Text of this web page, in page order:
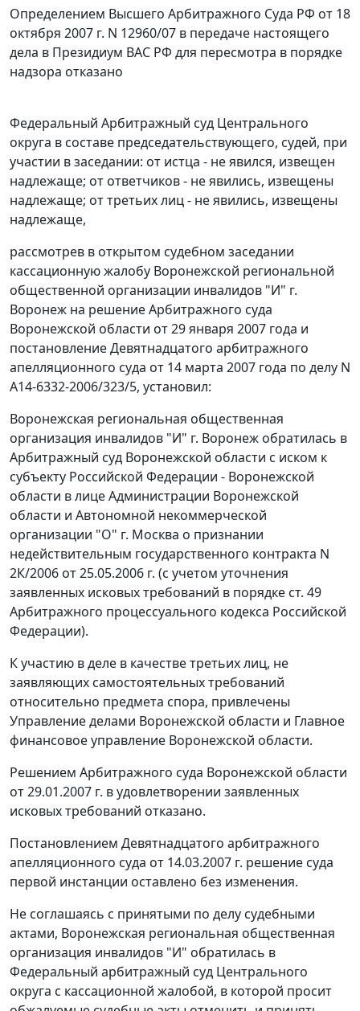
Определением Высшего Арбитражного Суда РФ от 18
октября 2007 г. N 12960/07 в передаче настоящего
дела в Президиум ВАС РФ для пересмотра в порядке
надзора отказано
Федеральный Арбитражный суд Центрального
округа в составе председательствующего, судей, при
участии в заседании: от истца - не явился, извещен
надлежаще; от ответчиков - не явились, извещены
надлежаще; от третьих лиц - не явились, извещены
надлежаще,
рассмотрев в открытом судебном заседании
кассационную жалобу Воронежской региональной
общественной организации инвалидов "И" г.
Воронеж на решение Арбитражного суда
Воронежской области от 29 января 2007 года и
постановление Девятнадцатого арбитражного
апелляционного суда от 14 марта 2007 года по делу N
А14-6332-2006/323/5, установил:
Воронежская региональная общественная
организация инвалидов "И" г. Воронеж обратилась в
Арбитражный суд Воронежской области с иском к
субъекту Российской Федерации - Воронежской
области в лице Администрации Воронежской
области и Автономной некоммерческой
организации "О" г. Москва о признании
недействительным государственного контракта N
2К/2006 от 25.05.2006 г. (с учетом уточнения
заявленных исковых требований в порядке ст. 49
Арбитражного процессуального кодекса Российской
Федерации).
К участию в деле в качестве третьих лиц, не
заявляющих самостоятельных требований
относительно предмета спора, привлечены
Управление делами Воронежской области и Главное
финансовое управление Воронежской области.
Решением Арбитражного суда Воронежской области
от 29.01.2007 г. в удовлетворении заявленных
исковых требований отказано.
Постановлением Девятнадцатого арбитражного
апелляционного суда от 14.03.2007 г. решение суда
первой инстанции оставлено без изменения.
Не соглашаясь с принятыми по делу судебными
актами, Воронежская региональная общественная
организация инвалидов "И" обратилась в
Федеральный арбитражный суд Центрального
округа с кассационной жалобой, в которой просит